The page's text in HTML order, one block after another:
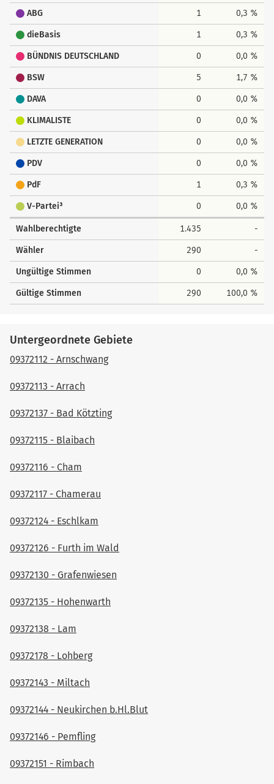
ABG 1 0,3 %
dieBasis 1 0,3 %
BÜNDNIS DEUTSCHLAND 0 0,0 %
BSW 5 1,7 %
DAVA 0 0,0 %
KLIMALISTE 0 0,0 %
LETZTE GENERATION 0 0,0 %
PDV 0 0,0 %
PdF 1 0,3 %
V-Partei³ 0 0,0 %
Wahlberechtigte 1.435 -
Wähler 290 -
Ungültige Stimmen 0 0,0 %
Gültige Stimmen 290 100,0 %
Untergeordnete Gebiete
09372112 - Arnschwang
09372113 - Arrach
09372137 - Bad Kötzting
09372115 - Blaibach
09372116 - Cham
09372117 - Chamerau
09372124 - Eschlkam
09372126 - Furth im Wald
09372130 - Grafenwiesen
09372135 - Hohenwarth
09372138 - Lam
09372178 - Lohberg
09372143 - Miltach
09372144 - Neukirchen b.Hl.Blut
09372146 - Pemfling
09372151 - Rimbach